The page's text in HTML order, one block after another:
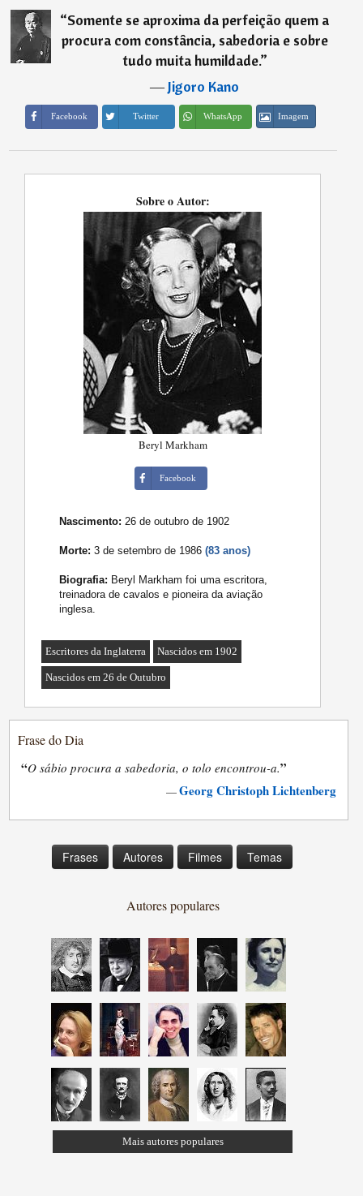
“Somente se aproxima da perfeição quem a
procura com constância, sabedoria e sobre
tudo muita humildade.”
―Jigoro Kano
Facebook Twitter WhatsApp Imagem
Sobre o Autor:
Beryl Markham
Facebook
Nascimento: 26 de outubro de 1902
Morte: 3 de setembro de 1986(83 anos)
Biografia: Beryl Markham foi uma escritora,
treinadora de cavalos e pioneira da aviação
inglesa.
Escritores da Inglaterra Nascidos em 1902
Nascidos em 26 de Outubro
Frase do Dia
“O sábio procura a sabedoria, o tolo encontrou-a.”
—Georg Christoph Lichtenberg
Frases Autores Filmes Temas
Autores populares
Mais autores populares